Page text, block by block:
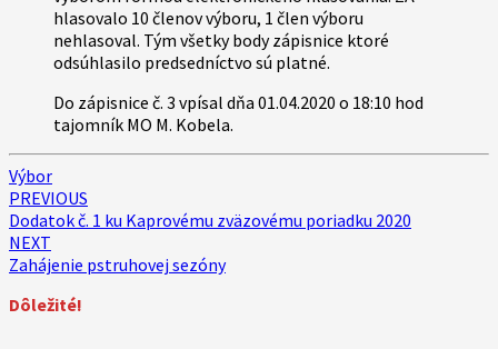
hlasovalo 10 členov výboru, 1 člen výboru
nehlasoval. Tým všetky body zápisnice ktoré
odsúhlasilo predsedníctvo sú platné.
Do zápisnice č. 3 vpísal dňa 01.04.2020 o 18:10 hod
tajomník MO M. Kobela.
Výbor
Post
navigation
PREVIOUS
Dodatok č. 1 ku Kaprovému zväzovému poriadku 2020
NEXT
Zahájenie pstruhovej sezóny
Dôležité!